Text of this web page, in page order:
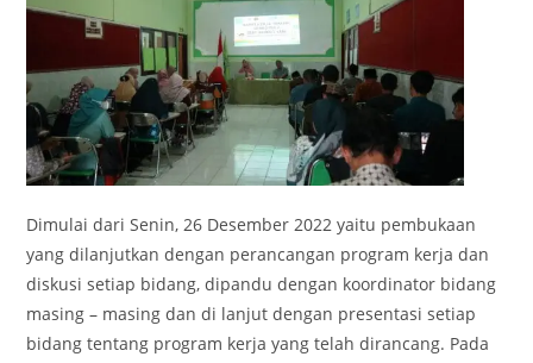
Dimulai dari Senin, 26 Desember 2022 yaitu pembukaan
yang dilanjutkan dengan perancangan program kerja dan
diskusi setiap bidang, dipandu dengan koordinator bidang
masing – masing dan di lanjut dengan presentasi setiap
bidang tentang program kerja yang telah dirancang. Pada